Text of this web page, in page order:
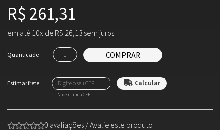
R$ 261,31
em até 10x de R$ 26,13 sem juros
Quantidade COMPRAR
Não sei meu CEP
0 avaliações /Avalie este produto